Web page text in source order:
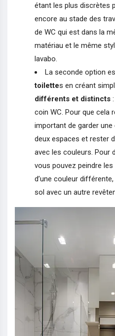
étant les plus discrètes
encore au stade des
de WC qui est dans la
matériau et le même
lavabo.
La seconde option
toilettes en créant
différents et distincts
coin WC. Pour que cela
important de garder
deux espaces et rester
avec les couleurs. Pour
vous pouvez peindre
d’une couleur
sol avec un autre